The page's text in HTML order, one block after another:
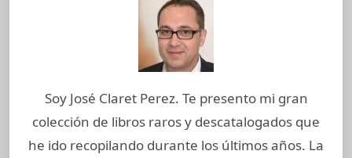
Soy José Claret Perez. Te presento mi gran
colección de libros raros y descatalogados que
he ido recopilando durante los últimos años. La